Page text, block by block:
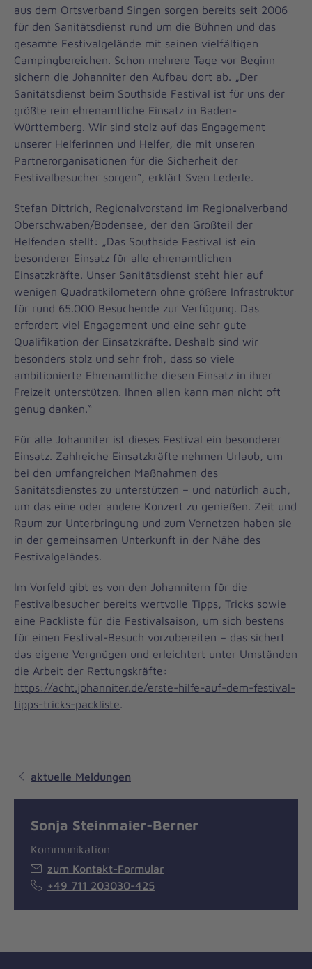
aus dem Ortsverband Singen sorgen bereits seit 2006
für den Sanitätsdienst rund um die Bühnen und das
gesamte Festivalgelände mit seinen vielfältigen
Campingbereichen. Schon mehrere Tage vor Beginn
sichern die Johanniter den Aufbau dort ab. „Der
Sanitätsdienst beim Southside Festival ist für uns der
größte rein ehrenamtliche Einsatz in Baden-
Württemberg. Wir sind stolz auf das Engagement
unserer Helferinnen und Helfer, die mit unseren
Partnerorganisationen für die Sicherheit der
Festivalbesucher sorgen“, erklärt Sven Lederle.
Stefan Dittrich, Regionalvorstand im Regionalverband
Oberschwaben/Bodensee, der den Großteil der
Helfenden stellt: „Das Southside Festival ist ein
besonderer Einsatz für alle ehrenamtlichen
Einsatzkräfte. Unser Sanitätsdienst steht hier auf
wenigen Quadratkilometern ohne größere Infrastruktur
für rund 65.000 Besuchende zur Verfügung. Das
erfordert viel Engagement und eine sehr gute
Qualifikation der Einsatzkräfte. Deshalb sind wir
besonders stolz und sehr froh, dass so viele
ambitionierte Ehrenamtliche diesen Einsatz in ihrer
Freizeit unterstützen. Ihnen allen kann man nicht oft
genug danken.“
Für alle Johanniter ist dieses Festival ein besonderer
Einsatz. Zahlreiche Einsatzkräfte nehmen Urlaub, um
bei den umfangreichen Maßnahmen des
Sanitätsdienstes zu unterstützen – und natürlich auch,
um das eine oder andere Konzert zu genießen. Zeit und
Raum zur Unterbringung und zum Vernetzen haben sie
in der gemeinsamen Unterkunft in der Nähe des
Festivalgeländes.
Im Vorfeld gibt es von den Johannitern für die
Festivalbesucher bereits wertvolle Tipps, Tricks sowie
eine Packliste für die Festivalsaison, um sich bestens
für einen Festival-Besuch vorzubereiten – das sichert
das eigene Vergnügen und erleichtert unter Umständen
die Arbeit der Rettungskräfte:
https://acht.johanniter.de/erste-hilfe-auf-dem-festival-
tipps-tricks-packliste.
aktuelle Meldungen
Sonja Steinmaier-Berner
Kommunikation
zum Kontakt-Formular
+49 711 203030-425